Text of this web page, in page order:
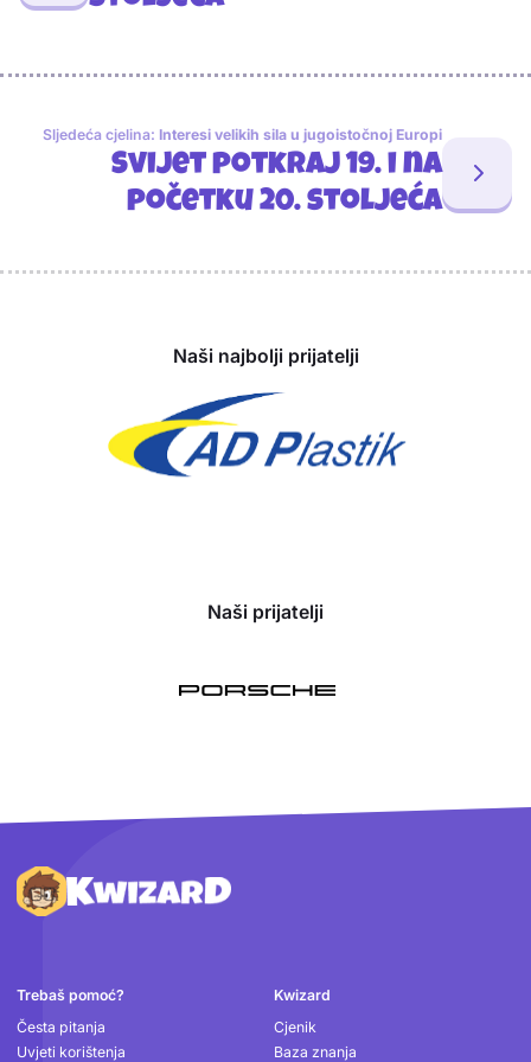
Sljedeća cjelina: Interesi velikih sila u jugoistočnoj Europi
Svijet potkraj 19. i na
početku 20. stoljeća
Naši najbolji prijatelji
Naši prijatelji
Podnožje
Trebaš pomoć?
Česta pitanja
Uvjeti korištenja
Kwizard
Cjenik
Baza znanja